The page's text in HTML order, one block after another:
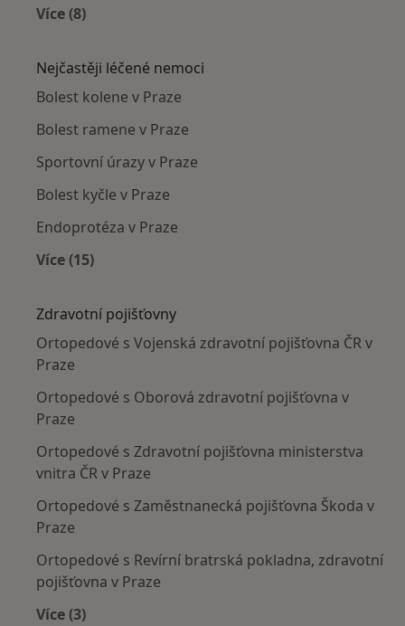
Více (8)
Nejčastěji léčené nemoci
Bolest kolene v Praze
Bolest ramene v Praze
Sportovní úrazy v Praze
Bolest kyčle v Praze
Endoprotéza v Praze
Více (15)
Zdravotní pojišťovny
Ortopedové s Vojenská zdravotní pojišťovna ČR v
Praze
Ortopedové s Oborová zdravotní pojišťovna v
Praze
Ortopedové s Zdravotní pojišťovna ministerstva
vnitra ČR v Praze
Ortopedové s Zaměstnanecká pojišťovna Škoda v
Praze
Ortopedové s Revírní bratrská pokladna, zdravotní
pojišťovna v Praze
Více (3)